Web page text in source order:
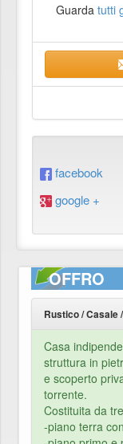
Guarda tutti
facebook
google +
OFFRO
Rustico / Casale
Casa
struttura in
e scoperto
torrente.
Costituita da
-piano terra